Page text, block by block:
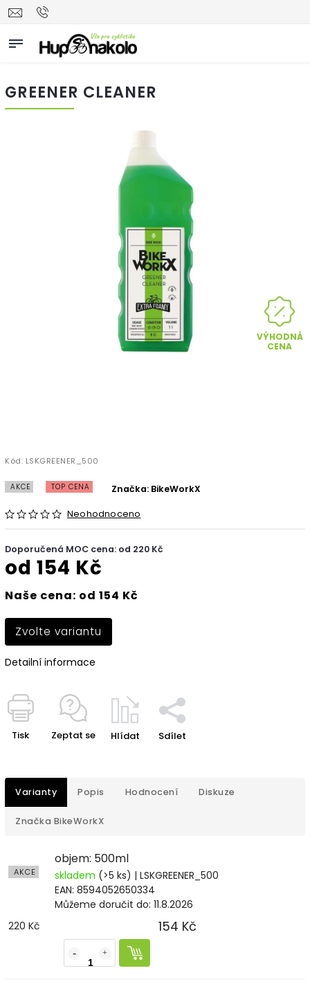
GREENER CLEANER
VÝHODNÁ
CENA
Kód: LSKGREENER_500
AKCE TOP CENA
Neohodnoceno
Značka: BikeWorkX
Doporučená MOC cena: od 220 Kč
od 154 Kč
Naše cena: od 154 Kč
Zvolte variantu
Detailní informace
Tisk Zeptat se Hlídat Sdílet
Varianty Popis Hodnocení Diskuze
Značka BikeWorkX
AKCE
objem: 500ml
skladem (>5 ks) | LSKGREENER_500
EAN: 8594052650334
Můžeme doručit do: 11.8.2026
220 Kč
154 Kč